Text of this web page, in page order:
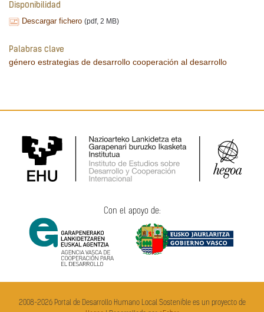
Disponibilidad
Descargar fichero (pdf, 2 MB)
Palabras clave
género estrategias de desarrollo cooperación al desarrollo
Con el apoyo de:
2008-2026 Portal de Desarrollo Humano Local Sostenible es un proyecto de